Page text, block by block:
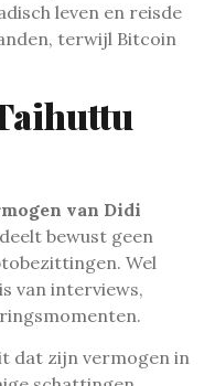
leven en reisde
terwijl Bitcoin
van Didi
bewust geen
Wel
van interviews,
dat zijn vermogen in